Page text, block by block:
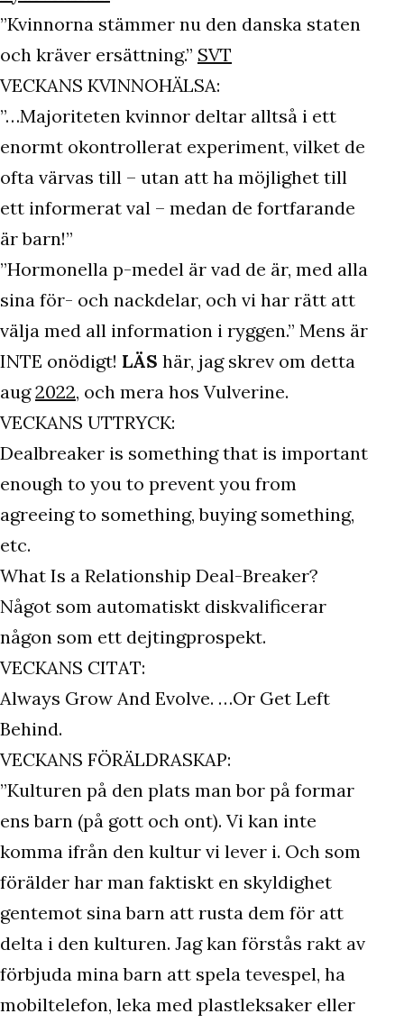
”Kvinnorna stämmer nu den danska staten
och kräver ersättning.” SVT
VECKANS KVINNOHÄLSA:
”…Majoriteten kvinnor deltar alltså i ett
enormt okontrollerat experiment, vilket de
ofta värvas till – utan att ha möjlighet till
ett informerat val – medan de fortfarande
är barn!”
”Hormonella p-medel är vad de är, med alla
sina för- och nackdelar, och vi har rätt att
välja med all information i ryggen.” Mens är
INTE onödigt! LÄS här, jag skrev om detta
aug2022, och mera hos Vulverine.
VECKANS UTTRYCK:
Dealbreaker is something that is important
enough to you to prevent you from
agreeing to something, buying something,
etc.
What Is a Relationship Deal-Breaker?
Något som automatiskt diskvalificerar
någon som ett dejtingprospekt.
VECKANS CITAT:
Always Grow And Evolve. …Or Get Left
Behind.
VECKANS FÖRÄLDRASKAP:
”Kulturen på den plats man bor på formar
ens barn (på gott och ont). Vi kan inte
komma ifrån den kultur vi lever i. Och som
förälder har man faktiskt en skyldighet
gentemot sina barn att rusta dem för att
delta i den kulturen. Jag kan förstås rakt av
förbjuda mina barn att spela tevespel, ha
mobiltelefon, leka med plastleksaker eller